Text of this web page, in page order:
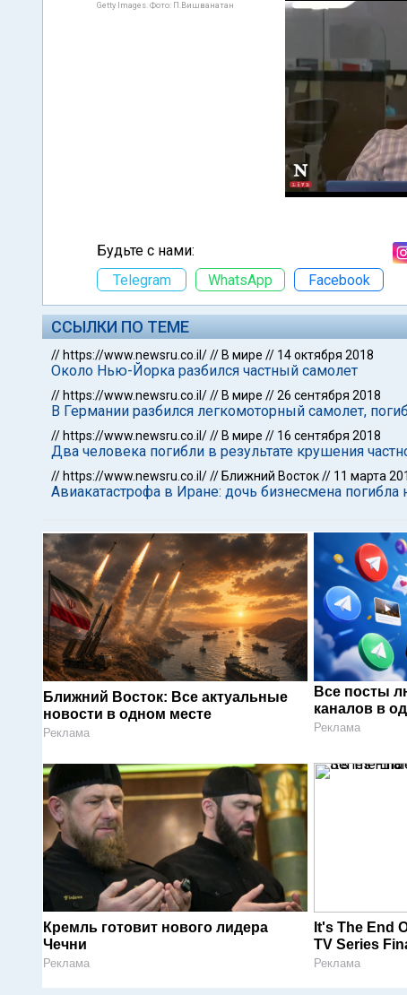
Getty Images. Фото: П.Вишванатан
Будьте с нами:
Telegram
WhatsApp Facebook
ССЫЛКИ ПО ТЕМЕ
// https://www.newsru.co.il/// В мире // 14 октября 2018
Около Нью-Йорка разбился частный самолет
// https://www.newsru.co.il/// В мире //26 сентября 2018
В Германии разбился легкомоторный самолет,
// https://www.newsru.co.il/// В мире // 16 сентября 2018
Два человека погибли в результате крушения
// https://www.newsru.co.il/// Ближний Восток// 11 марта
Авиакатастрофа в Иране: дочь бизнесмена
Ближний Восток: Все актуальные
новости в одном месте
Реклама
Все посты
каналов в
Реклама
Кремль готовит нового лидера
Чечни
Реклама
It's The End
TV Series
Реклама